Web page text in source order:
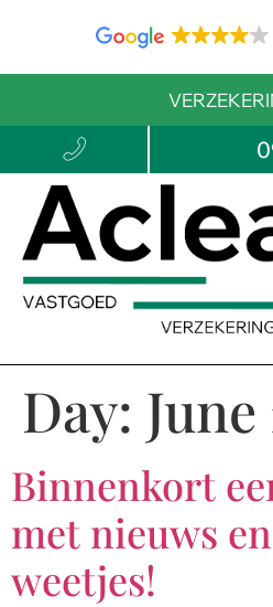
Day:
Binnenkort
met nieuws
weetjes!